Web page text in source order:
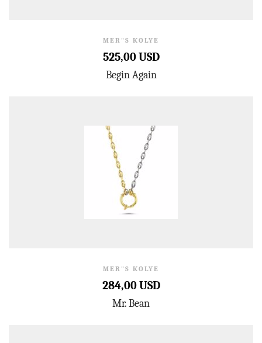
MER"S KOLYE
525,00 USD
Begin Again
MER"S KOLYE
284,00 USD
Mr. Bean